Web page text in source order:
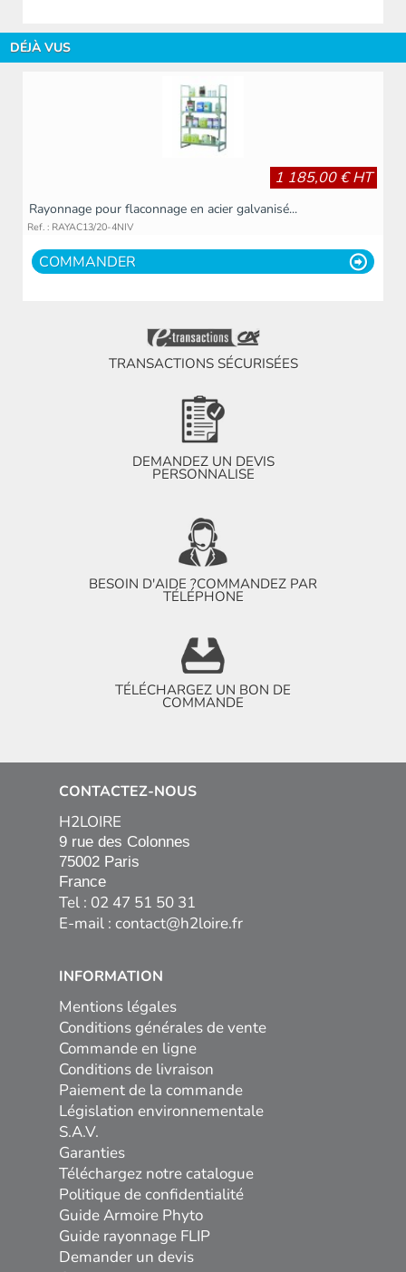
DÉJÀ VUS
1 185,00 € HT
Rayonnage pour flaconnage en acier galvanisé...
Ref. : RAYAC13/20-4NIV
COMMANDER
TRANSACTIONS SÉCURISÉES
DEMANDEZ UN DEVIS
PERSONNALISE
BESOIN D'AIDE ?COMMANDEZ PAR
TÉLÉPHONE
TÉLÉCHARGEZ UN BON DE
COMMANDE
CONTACTEZ-NOUS
H2LOIRE
9 rue des Colonnes
75002 Paris
France
Tel : 02 47 51 50 31
E-mail : contact@h2loire.fr
INFORMATION
Mentions légales
Conditions générales de vente
Commande en ligne
Conditions de livraison
Paiement de la commande
Législation environnementale
S.A.V.
Garanties
Téléchargez notre catalogue
Politique de confidentialité
Guide Armoire Phyto
Guide rayonnage FLIP
Demander un devis